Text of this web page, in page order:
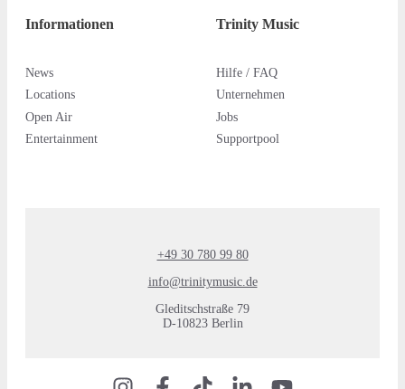
Informationen
News
Locations
Open Air
Entertainment
Trinity Music
Hilfe / FAQ
Unternehmen
Jobs
Supportpool
+49 30 780 99 80
info@trinitymusic.de
Gleditschstraße 79
D-10823 Berlin